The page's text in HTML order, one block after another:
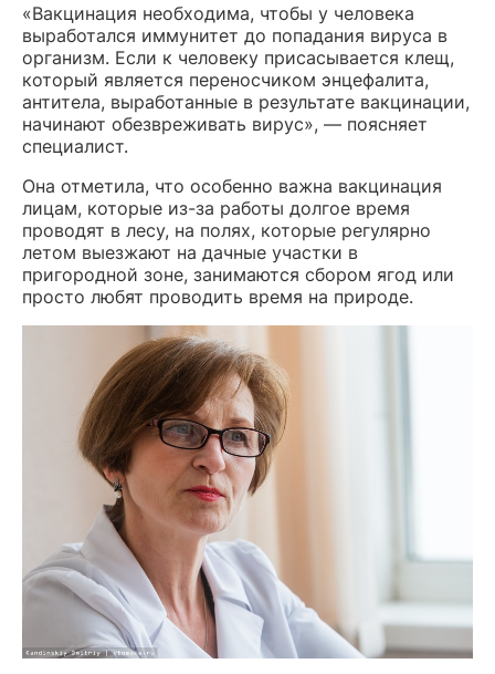
«Вакцинация необходима, чтобы у человека
выработался иммунитет до попадания вируса в
организм. Если к человеку присасывается клещ,
который является переносчиком энцефалита,
антитела, выработанные в результате вакцинации,
начинают обезвреживать вирус», — поясняет
специалист.
Она отметила, что особенно важна вакцинация
лицам, которые из-за работы долгое время
проводят в лесу, на полях, которые регулярно
летом выезжают на дачные участки в
пригородной зоне, занимаются сбором ягод или
просто любят проводить время на природе.